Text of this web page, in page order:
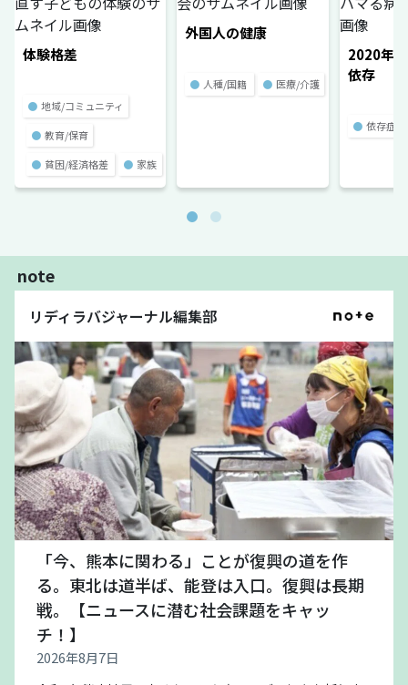
体験格差
● 地域/コミュニティ
● 教育/保育
● 貧困/経済格差 ● 家族
外国人の健康
● 人種/国籍 ● 医療/介護
2020年
依存
● 依存症
note
リディラバジャーナル編集部
「今、熊本に関わる」ことが復興の道を作
る。東北は道半ば、能登は入口。復興は長期
戦。【ニュースに潜む社会課題をキャッ
チ！】
2026年8月7日